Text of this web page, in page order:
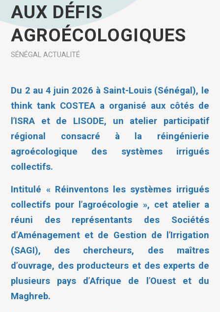
AUX DÉFIS
AGROÉCOLOGIQUES
SÉNÉGAL ACTUALITÉ
Du 2 au 4 juin 2026 à Saint-Louis (Sénégal), le
think tank COSTEA a organisé aux côtés de
l’ISRA et de LISODE, un atelier participatif
régional consacré à la réingénierie
agroécologique des systèmes irrigués
collectifs.
Intitulé « Réinventons les systèmes irrigués
collectifs pour l’agroécologie », cet atelier a
réuni des représentants des Sociétés
d’Aménagement et de Gestion de l ’Irrigation
(SAGI), des chercheurs, des maîtres
d’ouvrage, des producteurs et des experts de
plusieurs pays d’Afrique de l ’Ouest et du
Maghreb.